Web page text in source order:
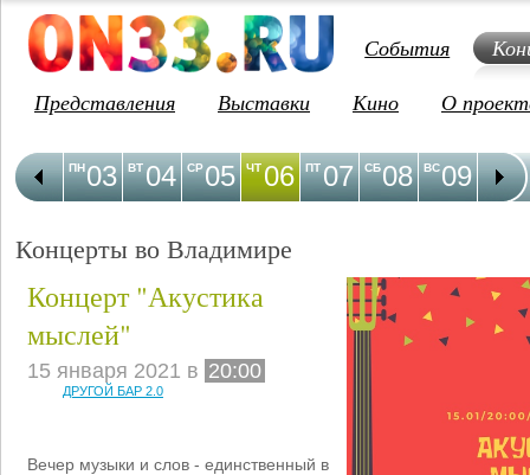
События
Представления
Выставки Кино О
03
ПН 04
ВТ 05
СР 06
ЧТ 07
ПТ 08
СБ 09
ВС 10
ПН
Концерты во Владимире
Концерт "Акустика
мыслей"
15 января 2021 в 20:00
ДРУГОЙ БАР 2.0
Вечер музыки и слов - единственный в